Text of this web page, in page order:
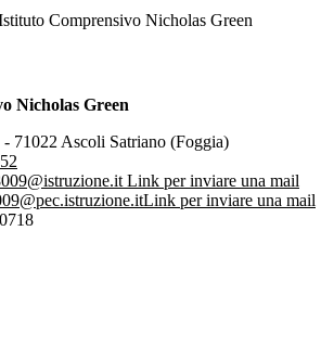
Comprensivo Nicholas Green
Nicholas Green
71022 Ascoli Satriano (Foggia)
Link per inviare una mail
Link per inviare una mail